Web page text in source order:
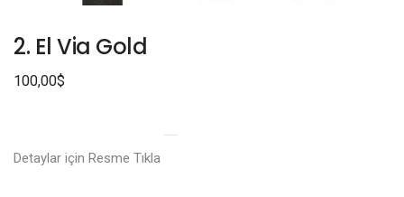
2. El Via Gold
100,00$
Detaylar için Resme Tıkla